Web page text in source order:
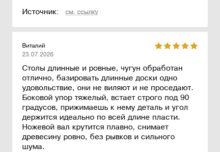
Источник:
см. ссылку
Виталий
23.07.2026
Столы длинные и ровные, чугун обработан
отлично, базировать длинные доски одно
удовольствие, они не виляют и не проседают.
Боковой упор тяжелый, встает строго под 90
градусов, прижимаешь к нему деталь и угол
держится идеально по всей длине пласти.
Ножевой вал крутится плавно, снимает
древесину ровно, без рывков и сильного
шума.